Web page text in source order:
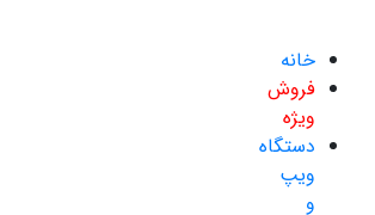
خانه
فروش
ویژه
دستگاه
ویپ
و